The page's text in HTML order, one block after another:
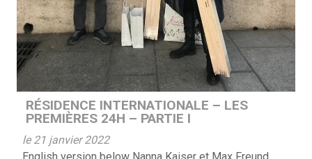
RÉSIDENCE INTERNATIONALE – LES
PREMIÈRES 24H – PARTIE I
le 21 janvier 2022